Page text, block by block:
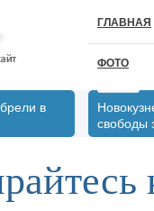
ГЛАВНАЯ
ФОТО
в
свободы